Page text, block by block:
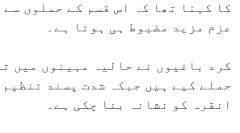
کا کہنا تھا کہ اس قسم کے حملوں سے
عزم مزید مضبوط ہی ہوتا ہے۔
کرد باغیوں نے حالیہ مہینوں میں
حملے کیے ہیں جبکہ شدت پسند تنظیم
انقرہ کو نشانہ بنا چکی ہے۔